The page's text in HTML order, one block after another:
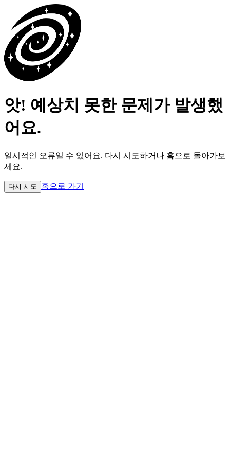
앗! 예상치 못한 문제가 발생했
어요.
일시적인 오류일 수 있어요. 다시 시도하거나 홈으로 돌아가보
세요.
다시 시도 홈으로 가기